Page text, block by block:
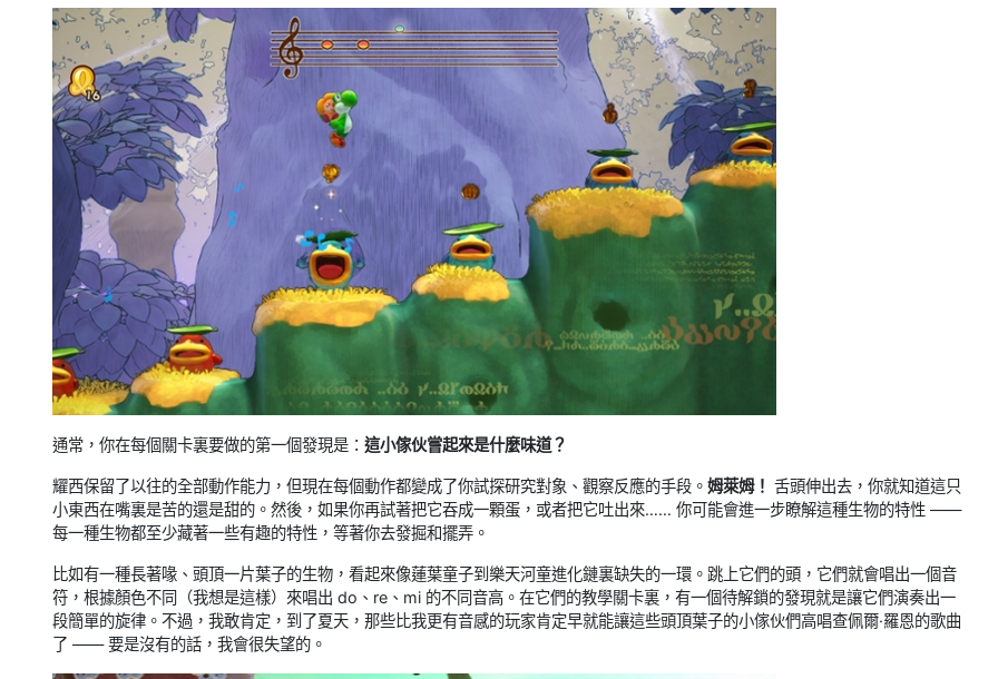
通常，你在每個關卡裏要做的第一個發現是： 這小傢伙嘗起來是什麼味道？
耀西保留了以往的全部動作能力，但現在每個動作都變成了你試探研究對象、觀察反應的手段。 姆萊姆！ 舌頭伸出去，你就知道這只
小東西在嘴裏是苦的還是甜的。然後，如果你再試著把它吞成一顆蛋，或者把它吐出來…… 你可能會進一步瞭解這種生物的特性 ——
每一種生物都至少藏著一些有趣的特性，等著你去發掘和擺弄。
比如有一種長著喙、頭頂一片葉子的生物，看起來像蓮葉童子到樂天河童進化鏈裏缺失的一環。跳上它們的頭，它們就會唱出一個音
符，根據顏色不同（我想是這樣）來唱出 do、re、mi 的不同音高。在它們的教學關卡裏，有一個待解鎖的發現就是讓它們演奏出一
段簡單的旋律。不過，我敢肯定，到了夏天，那些比我更有音感的玩家肯定早就能讓這些頭頂葉子的小傢伙們高唱查佩爾·羅恩的歌曲
了 —— 要是沒有的話，我會很失望的。